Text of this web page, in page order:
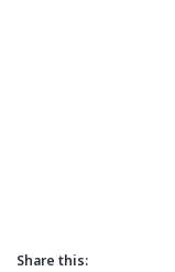
Share this: